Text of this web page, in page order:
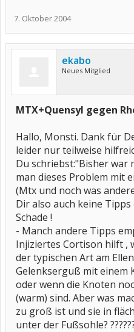
Hallo ekabo,
ich habe einige Jahre MTX in
Kombinationen eingenommen.
Bei Quensyl musst du ständig
der Augen kann sich
MTX habe viele Rheumaknoten
Diese können sich entzünden
eine Geschichte schreiben "
Vielleicht solltest du eine
Seit 4 Jahren bekomme ich
mir,keine Nebenwirkungen.
Ich wünsche dir alles gute, liebe
Annerose
7. Oktober 2004
ekabo
Neues Mitglied
MTX+Quensyl gegen
Hallo, Monsti. Dank für
leider nur teilweise
Du schriebst:"Bisher war
man dieses Problem mit
(Mtx und noch was
Dir also auch keine Tipps
Schade !
- Manch andere Tipps
Injiziertes Cortison hilft ,
der typischen Art am
Gelenkserguß mit einem
oder wenn die Knoten
(warm) sind. Aber was
zu groß ist und sie in
unter der Fußsohle?